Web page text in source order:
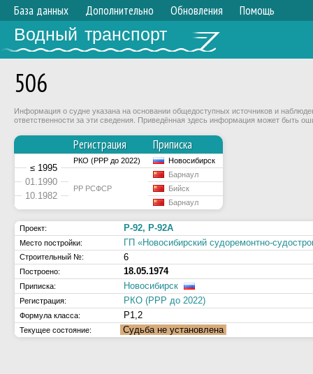
База данных Дополнительно Обновления Помощь
Водный транспорт
506
Информация о судне указана на основании общедоступных источников и
ответственности за эти сведения. Приведённая здесь информация может быть
Регистрация Приписка
≤ 1995
РКО (РРР до 2022) Новосибирск
01.1990
РР РСФСР
Барнаул
10.1982
Бийск
Барнаул
Проект: Р-92, Р-92А
Место постройки: ГП «Новосибирский судоремонтно-
Строительный №: 6
Построено: 18.05.1974
Приписка: Новосибирск
Регистрация: РКО (РРР до 2022)
Формула класса: Р1,2
Текущее состояние: Судьба не установлена